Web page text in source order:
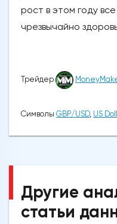
рост в этом году
чрезвычайно
Трейдер
Символы GBP/USD, US
Другие
статьи